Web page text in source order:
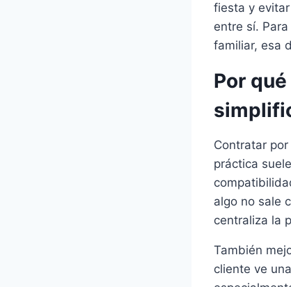
fiesta y
entre sí.
familiar, esa
Por
Contratar
práctica
algo no sale
centraliza la
También
cliente ve